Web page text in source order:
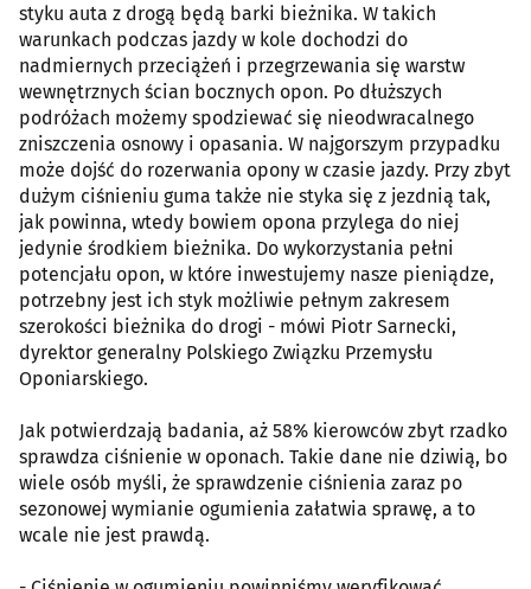
styku auta z drogą będą barki bieżnika. W takich
warunkach podczas jazdy w kole dochodzi do
nadmiernych przeciążeń i przegrzewania się warstw
wewnętrznych ścian bocznych opon. Po dłuższych
podróżach możemy spodziewać się nieodwracalnego
zniszczenia osnowy i opasania. W najgorszym przypadku
może dojść do rozerwania opony w czasie jazdy. Przy zbyt
dużym ciśnieniu guma także nie styka się z jezdnią tak,
jak powinna, wtedy bowiem opona przylega do niej
jedynie środkiem bieżnika. Do wykorzystania pełni
potencjału opon, w które inwestujemy nasze pieniądze,
potrzebny jest ich styk możliwie pełnym zakresem
szerokości bieżnika do drogi - mówi Piotr Sarnecki,
dyrektor generalny Polskiego Związku Przemysłu
Oponiarskiego.
Jak potwierdzają badania, aż 58% kierowców zbyt rzadko
sprawdza ciśnienie w oponach. Takie dane nie dziwią, bo
wiele osób myśli, że sprawdzenie ciśnienia zaraz po
sezonowej wymianie ogumienia załatwia sprawę, a to
wcale nie jest prawdą.